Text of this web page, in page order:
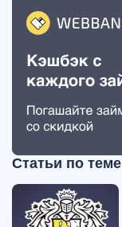
Статьи по теме